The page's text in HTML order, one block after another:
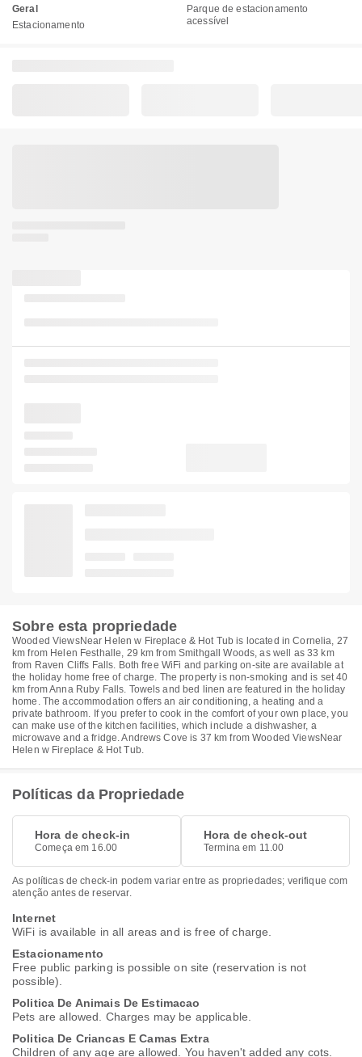
Geral
Estacionamento
Parque de estacionamento
acessível
Sobre esta propriedade
Wooded ViewsNear Helen w Fireplace & Hot Tub is located in Cornelia, 27
km from Helen Festhalle, 29 km from Smithgall Woods, as well as 33 km
from Raven Cliffs Falls. Both free WiFi and parking on-site are available at
the holiday home free of charge. The property is non-smoking and is set 40
km from Anna Ruby Falls. Towels and bed linen are featured in the holiday
home. The accommodation offers an air conditioning, a heating and a
private bathroom. If you prefer to cook in the comfort of your own place, you
can make use of the kitchen facilities, which include a dishwasher, a
microwave and a fridge. Andrews Cove is 37 km from Wooded ViewsNear
Helen w Fireplace & Hot Tub.
Políticas da Propriedade
Hora de check-in
Começa em 16.00
Hora de check-out
Termina em 11.00
As políticas de check-in podem variar entre as propriedades; verifique com
atenção antes de reservar.
Internet
WiFi is available in all areas and is free of charge.
Estacionamento
Free public parking is possible on site (reservation is not
possible).
Politica De Animais De Estimacao
Pets are allowed. Charges may be applicable.
Politica De Criancas E Camas Extra
Children of any age are allowed. You haven't added any cots.